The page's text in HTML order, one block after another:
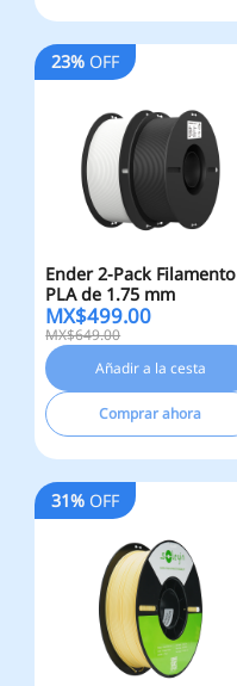
23% OFF
Ender 2-Pack Filamento
PLA de 1.75 mm
MX$499.00
MX$649.00
Añadir a la cesta
Comprar ahora
31% OFF